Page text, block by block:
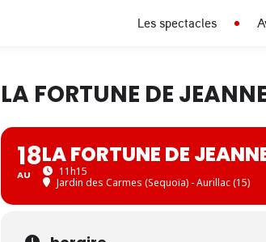
Les spectacles
LA FORTUNE DE
18
AU
LA FORTUNE DE
11h15
Jardin des Carmes (Sequoïa) - Aurillac (15)